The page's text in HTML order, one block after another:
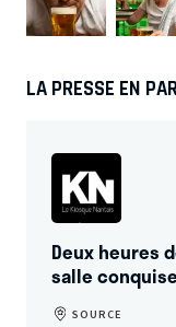
LA PRESSE EN
Deux heures
salle
SOURCE